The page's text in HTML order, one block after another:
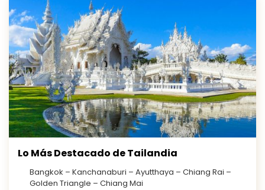
Lo Más Destacado de Tailandia
Bangkok – Kanchanaburi – Ayutthaya – Chiang Rai –
Golden Triangle – Chiang Mai